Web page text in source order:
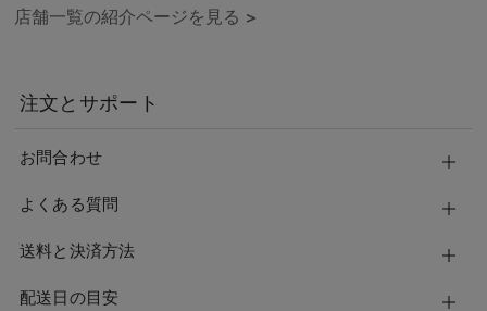
店舗一覧の紹介ページを見る >
注文とサポート
お問合わせ
よくある質問
送料と決済方法
配送日の目安